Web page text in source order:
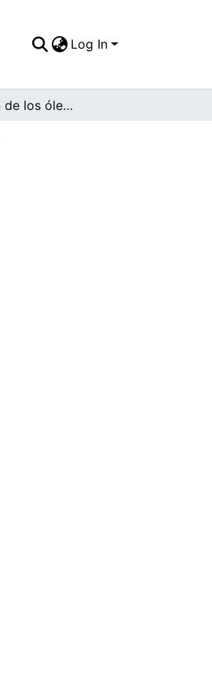
Log In
Consagración de los óleos en la Catedral de San Pedro, Cali